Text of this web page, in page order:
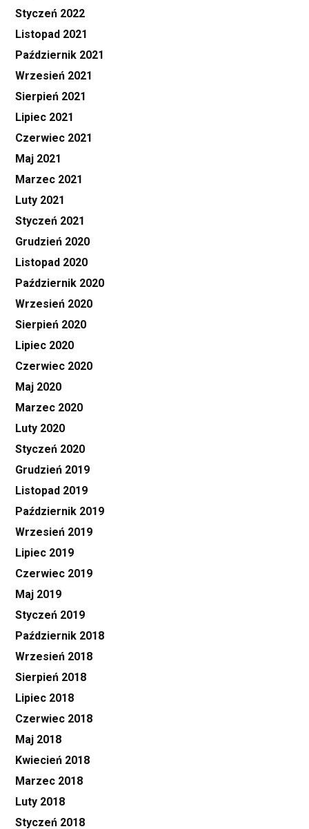
Styczeń 2022
Listopad 2021
Październik 2021
Wrzesień 2021
Sierpień 2021
Lipiec 2021
Czerwiec 2021
Maj 2021
Marzec 2021
Luty 2021
Styczeń 2021
Grudzień 2020
Listopad 2020
Październik 2020
Wrzesień 2020
Sierpień 2020
Lipiec 2020
Czerwiec 2020
Maj 2020
Marzec 2020
Luty 2020
Styczeń 2020
Grudzień 2019
Listopad 2019
Październik 2019
Wrzesień 2019
Lipiec 2019
Czerwiec 2019
Maj 2019
Styczeń 2019
Październik 2018
Wrzesień 2018
Sierpień 2018
Lipiec 2018
Czerwiec 2018
Maj 2018
Kwiecień 2018
Marzec 2018
Luty 2018
Styczeń 2018